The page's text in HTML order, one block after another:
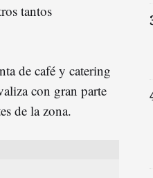
tantos
de café y catering
con gran parte
de la zona.